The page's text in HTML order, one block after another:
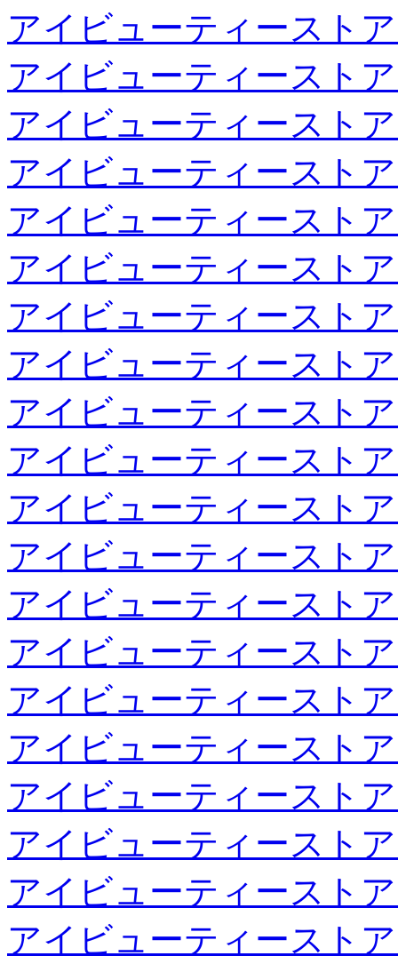
アイビューティースト
アイビューティースト
アイビューティースト
アイビューティースト
アイビューティースト
アイビューティースト
アイビューティースト
アイビューティースト
アイビューティースト
アイビューティースト
アイビューティースト
アイビューティースト
アイビューティースト
アイビューティースト
アイビューティースト
アイビューティースト
アイビューティースト
アイビューティースト
アイビューティースト
アイビューティースト